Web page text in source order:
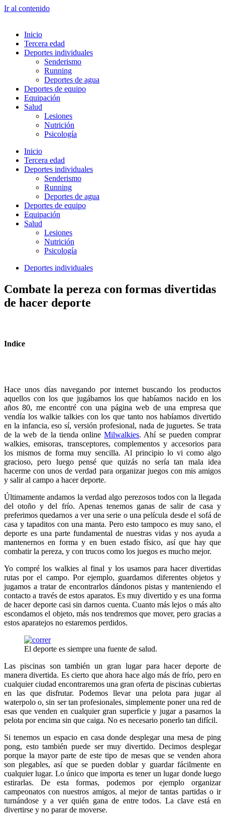
Ir al contenido
Inicio
Tercera edad
Deportes individuales
Senderismo
Running
Deportes de agua
Deportes de equipo
Equipación
Salud
Lesiones
Nutrición
Psicología
Inicio
Tercera edad
Deportes individuales
Senderismo
Running
Deportes de agua
Deportes de equipo
Equipación
Salud
Lesiones
Nutrición
Psicología
Deportes individuales
Combate la pereza con formas divertidas
de hacer deporte
Indice
Hace unos días navegando por internet buscando los productos
aquellos con los que jugábamos los que habíamos nacido en los
años 80, me encontré con una página web de una empresa que
vendía los walkie talkies con los que tanto nos habíamos divertido
en la infancia, eso sí, versión profesional, nada de juguetes. Se trata
de la web de la tienda onlineMilwalkies. Ahí se pueden comprar
walkies, emisoras, transceptores, complementos y accesorios para
los mismos de forma muy sencilla. Al principio lo vi como algo
gracioso, pero luego pensé que quizás no sería tan mala idea
hacerme con unos de verdad para organizar juegos con mis amigos
y salir al campo a hacer deporte.
Últimamente andamos la verdad algo perezosos todos con la llegada
del otoño y del frío. Apenas tenemos ganas de salir de casa y
preferimos quedarnos a ver una serie o una película desde el sofá de
casa y tapaditos con una manta. Pero esto tampoco es muy sano, el
deporte es una parte fundamental de nuestras vidas y nos ayuda a
mantenernos en forma y en buen estado físico, así que hay que
combatir la pereza, y con trucos como los juegos es mucho mejor.
Yo compré los walkies al final y los usamos para hacer divertidas
rutas por el campo. Por ejemplo, guardamos diferentes objetos y
jugamos a tratar de encontrarlos dándonos pistas y manteniendo el
contacto a través de estos aparatos. Es muy divertido y es una forma
de hacer deporte casi sin darnos cuenta. Cuanto más lejos o más alto
escondamos el objeto, más nos tendremos que mover, pero gracias a
estos aparatejos no estaremos perdidos.
El deporte es siempre una fuente de salud.
Las piscinas son también un gran lugar para hacer deporte de
manera divertida. Es cierto que ahora hace algo más de frío, pero en
cualquier ciudad encontraremos una gran oferta de piscinas cubiertas
en las que disfrutar. Podemos llevar una pelota para jugar al
waterpolo o, sin ser tan profesionales, simplemente poner una red de
esas que venden en cualquier gran superficie y jugar a pasarnos la
pelota por encima sin que caiga. No es necesario ponerlo tan difícil.
Si tenemos un espacio en casa donde desplegar una mesa de ping
pong, esto también puede ser muy divertido. Decimos desplegar
porque la mayor parte de este tipo de mesas que se venden ahora
son plegables, así que se pueden doblar y guardar fácilmente en
cualquier lugar. Lo único que importa es tener un lugar donde luego
estirarlas. De esta formas, podemos por ejemplo organizar
campeonatos con nuestros amigos, al mejor de tantas partidas o ir
turnándose y a ver quién gana de entre todos. La clave está en
divertirse y no parar de moverse.